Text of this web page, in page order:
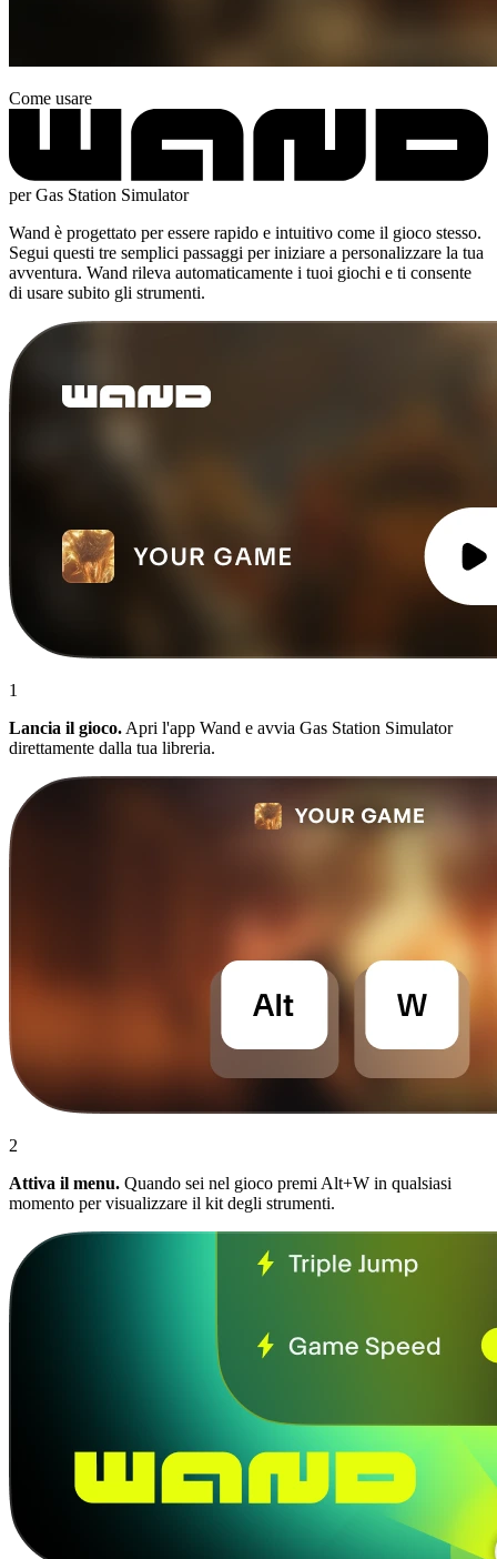
Come usare
per Gas Station Simulator
Wand è progettato per essere rapido e intuitivo come il gioco stesso.
Segui questi tre semplici passaggi per iniziare a personalizzare la tua
avventura. Wand rileva automaticamente i tuoi giochi e ti consente
di usare subito gli strumenti.
1
Lancia il gioco. Apri l'app Wand e avvia Gas Station Simulator
direttamente dalla tua libreria.
2
Attiva il menu. Quando sei nel gioco premi Alt+W in qualsiasi
momento per visualizzare il kit degli strumenti.